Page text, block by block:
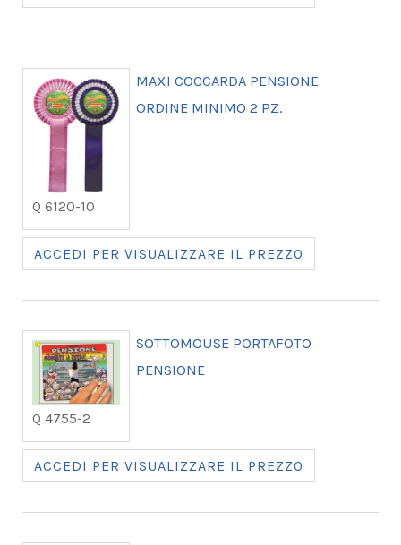
Q 6120-10
MAXI COCCARDA PENSIONE
ORDINE MINIMO 2 PZ.
ACCEDI PER VISUALIZZARE IL PREZZO
Q 4755-2
SOTTOMOUSE PORTAFOTO
PENSIONE
ACCEDI PER VISUALIZZARE IL PREZZO